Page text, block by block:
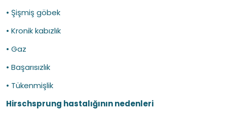
• Şişmiş göbek
• Kronik kabızlık
• Gaz
• Başarısızlık
• Tükenmişlik
Hirschsprung hastalığının nedenleri